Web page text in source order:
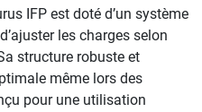
IFP est doté d’un système
les charges selon
structure robuste et
même lors des
pour une utilisation